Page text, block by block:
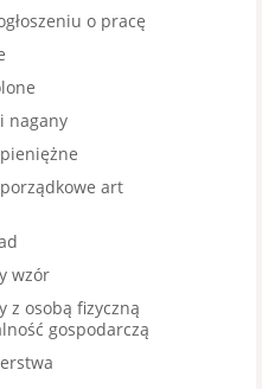
o pracę
nagany
art
wzór
z osobą fizyczną
gospodarczą